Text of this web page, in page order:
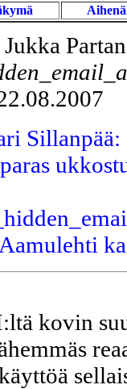
Jukka
kovin